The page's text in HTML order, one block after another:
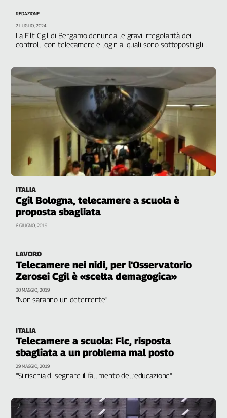
Fillea
Filt
Fisac
Flai
Flc
Caaf
Speciali
G8
sangue
della
ragione
120
anni
Collettiva
Academy
Collettiva
Play
Rubriche
Collettiva
Talk
La Filt Cgil di Bergamo denuncia le gravi irregolarità dei
controlli con telecamere e login ai quali sono sottoposti gli
REDAZIONE
2 LUGLIO, 2024
ITALIA
Cgil Bologna, telecamere a scuola è
proposta sbagliata
6 GIUGNO, 2019
LAVORO
Telecamere nei nidi, per l'Osservatorio
Zerosei Cgil è «scelta demagogica»
"Non saranno un deterrente"
30 MAGGIO, 2019
ITALIA
Telecamere a scuola: Flc, risposta
sbagliata a un problema mal posto
"Si rischia di segnare il fallimento dell’educazione"
29 MAGGIO, 2019